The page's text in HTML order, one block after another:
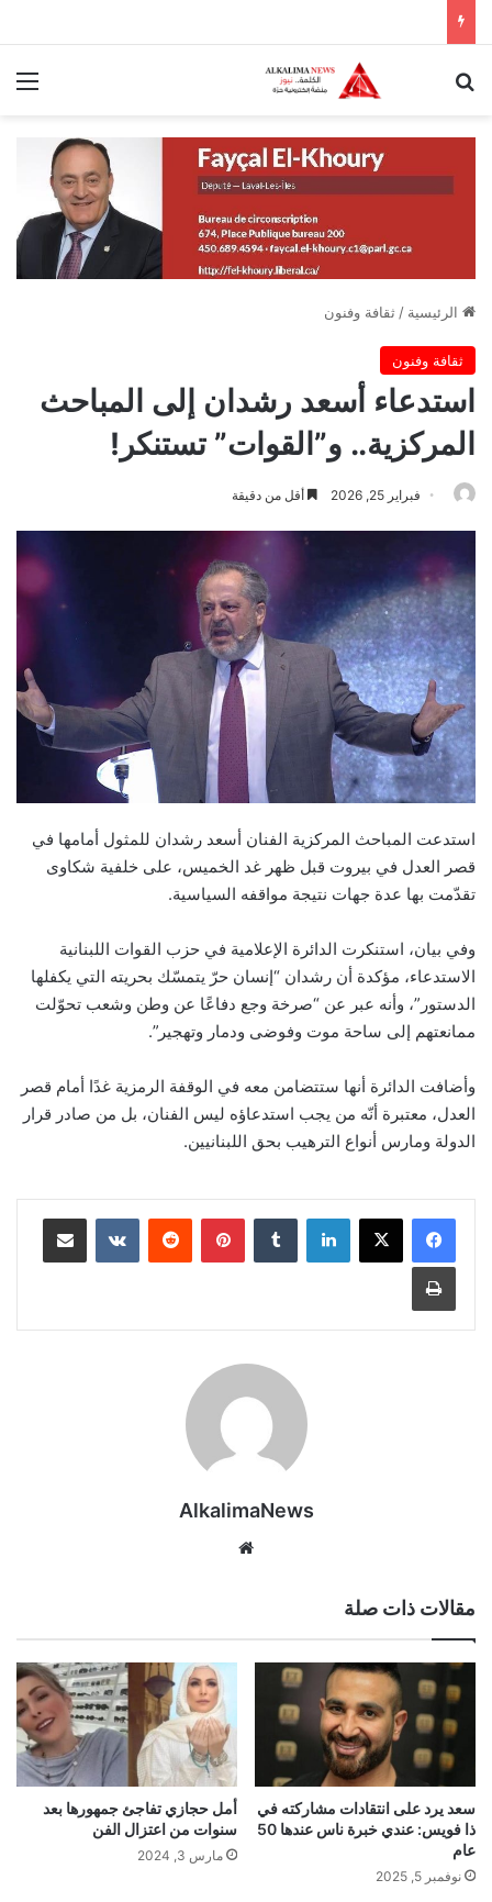
الرئيسية / ثقافة وفنون
ثقافة وفنون
استدعاء أسعد رشدان إلى المباحث
المركزية.. و”القوات” تستنكر!
فبراير 25, 2026 أقل من دقيقة
استدعت المباحث المركزية الفنان أسعد رشدان للمثول أمامها في
قصر العدل في بيروت قبل ظهر غد الخميس، على خلفية شكاوى
تقدّمت بها عدة جهات نتيجة مواقفه السياسية.
وفي بيان، استنكرت الدائرة الإعلامية في حزب القوات اللبنانية
الاستدعاء، مؤكدة أن رشدان “إنسان حرّ يتمسّك بحريته التي يكفلها
الدستور”، وأنه عبر عن “صرخة وجع دفاعًا عن وطن وشعب تحوّلت
ممانعتهم إلى ساحة موت وفوضى ودمار وتهجير”.
وأضافت الدائرة أنها ستتضامن معه في الوقفة الرمزية غدًا أمام قصر
العدل، معتبرة أنّه من يجب استدعاؤه ليس الفنان، بل من صادر قرار
الدولة ومارس أنواع الترهيب بحق اللبنانيين.
لينكدإن بينتيريست
AlkalimaNews
مقالات ذات صلة
سعد يرد على انتقادات مشاركته في
ذا فويس: عندي خبرة ناس عندها 50
عام
نوفمبر 5, 2025
أمل حجازي تفاجئ جمهورها بعد
سنوات من اعتزال الفن
مارس 3, 2024